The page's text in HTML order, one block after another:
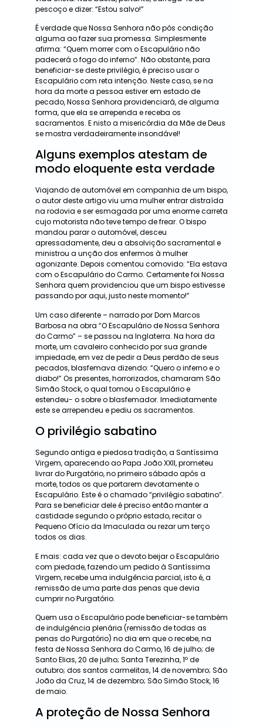
pescoço e dizer: “Estou salvo!”
É verdade que Nossa Senhora não pôs condição
alguma ao fazer sua promessa. Simplesmente
afirma: “Quem morrer com o Escapulário não
padecerá o fogo do inferno”. Não obstante, para
beneficiar-se deste privilégio, é preciso usar o
Escapulário com reta intenção. Neste caso, se na
hora da morte a pessoa estiver em estado de
pecado, Nossa Senhora providenciará, de alguma
forma, que ela se arrependa e receba os
sacramentos. E nisto a misericórdia da Mãe de Deus
se mostra verdadeiramente insondável!
Alguns exemplos atestam de
modo eloquente esta verdade
Viajando de automóvel em companhia de um bispo,
o autor deste artigo viu uma mulher entrar distraída
na rodovia e ser esmagada por uma enorme carreta
cujo motorista não teve tempo de frear. O bispo
mandou parar o automóvel, desceu
apressadamente, deu a absolvição sacramental e
ministrou a unção dos enfermos à mulher
agonizante. Depois comentou comovido: “Ela estava
com o Escapulário do Carmo. Certamente foi Nossa
Senhora quem providenciou que um bispo estivesse
passando por aqui, justo neste momento!”
Um caso diferente – narrado por Dom Marcos
Barbosa na obra “O Escapulário de Nossa Senhora
do Carmo” – se passou na Inglaterra. Na hora da
morte, um cavaleiro conhecido por sua grande
impiedade, em vez de pedir a Deus perdão de seus
pecados, blasfemava dizendo: “Quero o inferno e o
diabo!” Os presentes, horrorizados, chamaram São
Simão Stock, o qual tomou o Escapulário e
estendeu- o sobre o blasfemador. Imediatamente
este se arrependeu e pediu os sacramentos.
O privilégio sabatino
Segundo antiga e piedosa tradição, a Santíssima
Virgem, aparecendo ao Papa João XXII, prometeu
livrar do Purgatório, no primeiro sábado após a
morte, todos os que portarem devotamente o
Escapulário. Este é o chamado “privilégio sabatino”.
Para se beneficiar dele é preciso então manter a
castidade segundo o próprio estado, recitar o
Pequeno Ofício da Imaculada ou rezar um terço
todos os dias.
E mais: cada vez que o devoto beijar o Escapulário
com piedade, fazendo um pedido à Santíssima
Virgem, recebe uma indulgência parcial, isto é, a
remissão de uma parte das penas que devia
cumprir no Purgatório.
Quem usa o Escapulário pode beneficiar-se também
de indulgência plenária (remissão de todas as
penas do Purgatório) no dia em que o recebe, na
festa de Nossa Senhora do Carmo, 16 de julho; de
Santo Elias, 20 de julho; Santa Terezinha, 1º de
outubro; dos santos carmelitas, 14 de novembro; São
João da Cruz, 14 de dezembro; São Simão Stock, 16
de maio.
A proteção de Nossa Senhora